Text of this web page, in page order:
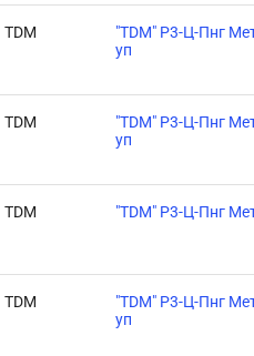
TDM
"TDM" Р3-Ц-Пнг
уп
TDM
"TDM" Р3-Ц-Пнг
уп
TDM "TDM" Р3-Ц-Пнг
TDM
"TDM" Р3-Ц-Пнг
уп